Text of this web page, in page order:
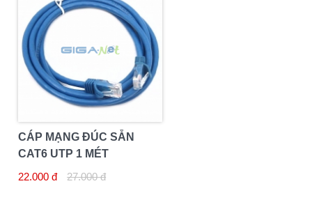
CÁP MẠNG ĐÚC SẴN
CAT6 UTP 1 MÉT
22.000 đ
27.000 đ